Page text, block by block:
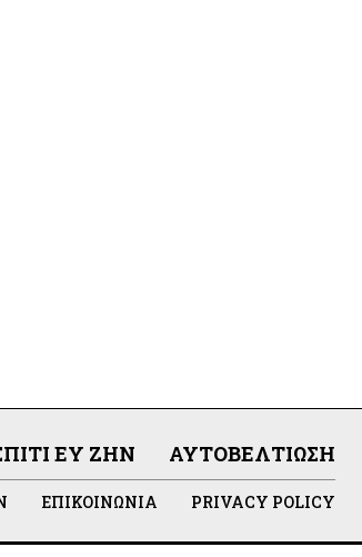
ΕΥ ΖΗΝ ΑΥΤΟΒΕΛΤΊΩΣΗ
ΕΠΙΚΟΙΝΩΝΊΑ PRIVACY POLICY